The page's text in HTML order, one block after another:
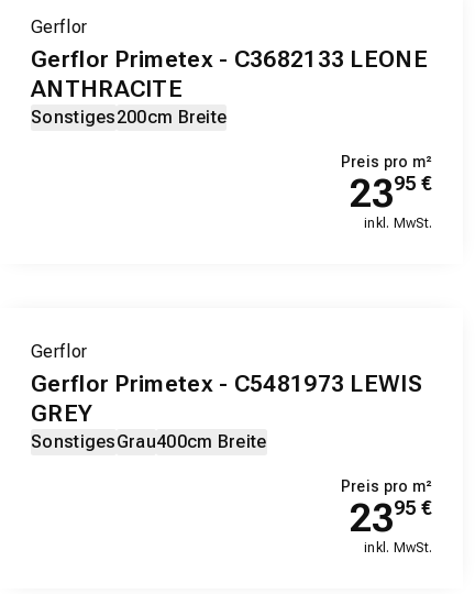
Gerflor
Gerflor Primetex - C3682133 LEONE
ANTHRACITE
Sonstiges200cm Breite
Preis pro m²
2395 €
inkl. MwSt.
Gerflor
Gerflor Primetex - C5481973 LEWIS
GREY
SonstigesGrau400cm Breite
Preis pro m²
2395 €
inkl. MwSt.